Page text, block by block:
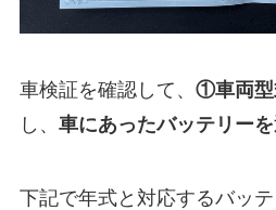
車検証を確認して、 ①車両
し、 車にあったバッテリーを
下記で年式と対応するバッ